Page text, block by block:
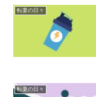
転妻の日々
転妻の日々